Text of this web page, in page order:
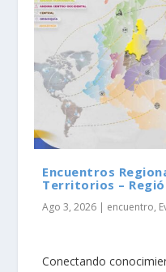
Encuentros
Territorios –
Ago 3, 2026 | encuentro,
Conectando